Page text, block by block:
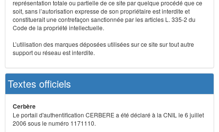
représentation totale ou partielle de ce site par quelque procédé que ce
soit, sans l’autorisation expresse de son propriétaire est interdite et
constituerait une contrefaçon sanctionnée par les articles L. 335-2 du
Code de la propriété intellectuelle.
L’utilisation des marques déposées utilisées sur ce site sur tout autre
support ou réseau est interdite.
Textes officiels
Cerbère
Le portail d'authentification CERBERE a été déclaré à la CNIL le 6 juillet
2006 sous le numéro 1171110.